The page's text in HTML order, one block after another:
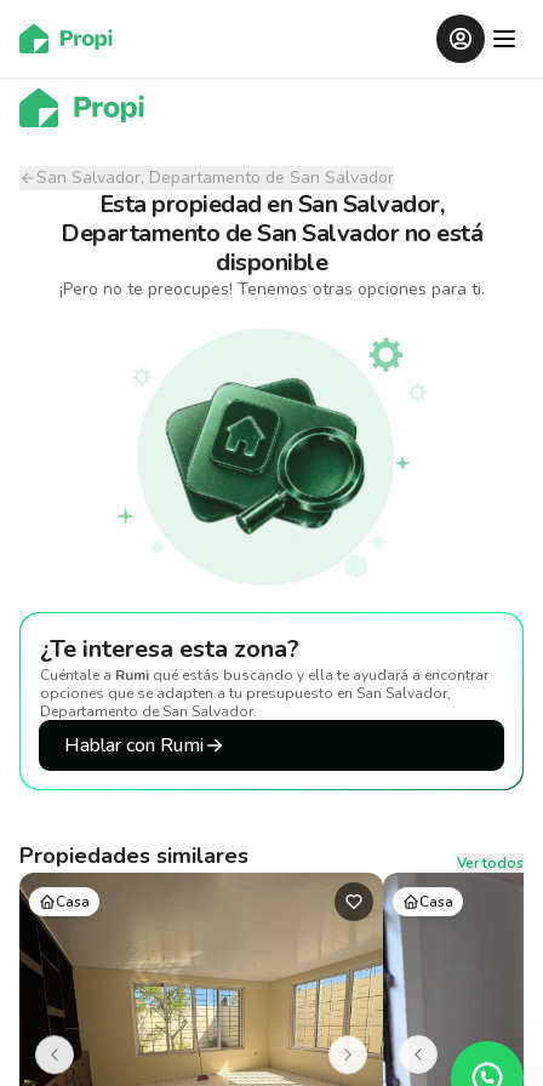
San Salvador, Departamento de San Salvador
Esta propiedad enSan Salvador,
Departamento de San Salvador no está
disponible
¡Pero no te preocupes! Tenemos otras opciones para ti.
¿Te interesa esta zona?
Cuéntale a Rumi qué estás buscando y ella te ayudará a encontrar
opciones que se adapten a tu presupuesto en San Salvador,
Departamento de San Salvador.
Hablar con Rumi
Propiedades similares
Ver todos
Casa
Casa